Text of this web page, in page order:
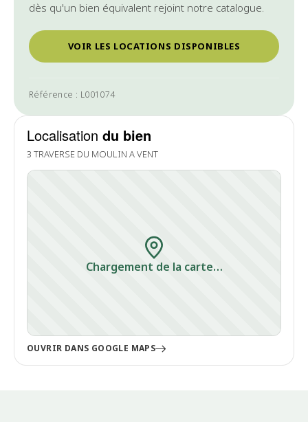
dès qu'un bien équivalent rejoint notre catalogue.
VOIR LES LOCATIONS DISPONIBLES
Référence : L001074
Localisation du bien
3 TRAVERSE DU MOULIN A VENT
Chargement de la carte…
OUVRIR DANS GOOGLE MAPS